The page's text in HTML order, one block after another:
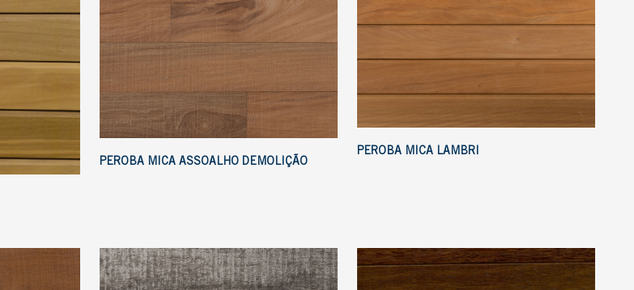
PEROBA MICA ASSOALHO DEMOLIÇÃO
PEROBA MICA LAMBRI